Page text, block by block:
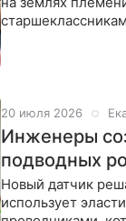
20 июля 2026
Инженеры
подводных
Новый датчик
использует